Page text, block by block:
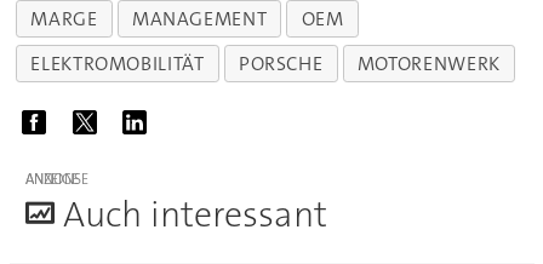
MARGE MANAGEMENT
OEM
ELEKTROMOBILITÄT
PORSCHE MOTORENWERK
ANZEIGE
Auch interessant